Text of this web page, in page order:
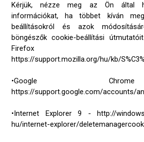
Kérjük, nézze meg az Ön által
információkat, ha többet kíván
beállításokról és azok
böngészők cookie-beállítási
https://support.mozilla.org/hu/kb/
•Google
https://support.google.com/accounts/
•Internet Explorer 9 - http://
hu/internet-explorer/